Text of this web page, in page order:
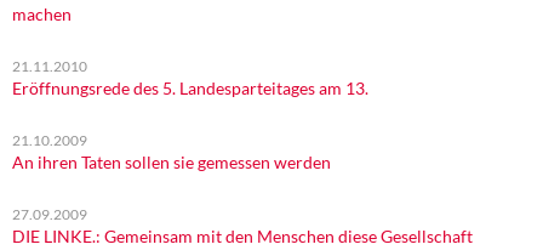
machen
21.11.2010
Eröffnungsrede des 5. Landesparteitages am 13.
21.10.2009
An ihren Taten sollen sie gemessen werden
27.09.2009
DIE LINKE.: Gemeinsam mit den Menschen diese Gesellschaft